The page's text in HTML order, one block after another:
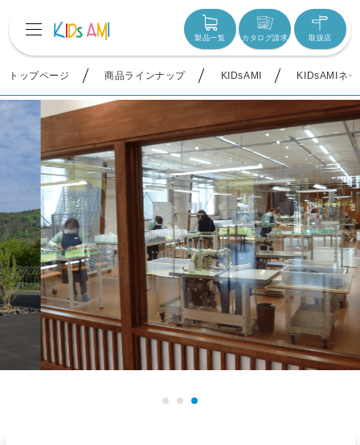
製品一覧 カタログ請求 取扱店
トップページ 商品ラインナップ KIDsAMI KIDsAMIネ